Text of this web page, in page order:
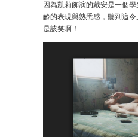
因為凱莉飾演的戴安是一個
齡的表現與熟悉感，聽到這
是該笑啊！